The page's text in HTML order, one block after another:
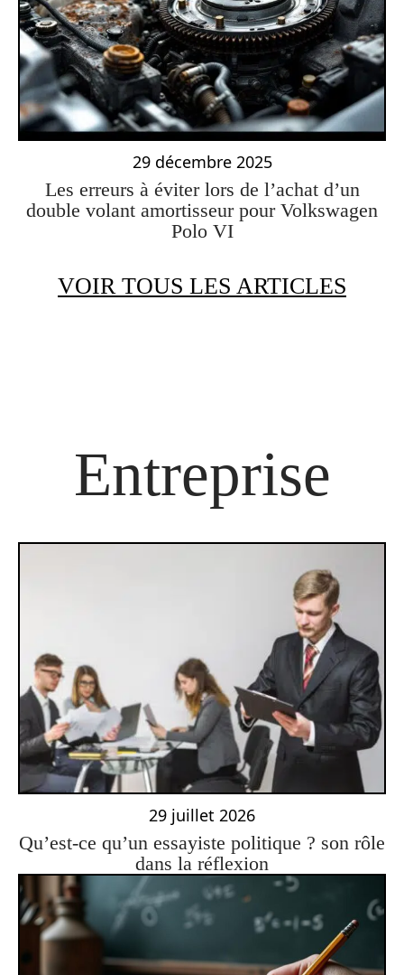
29 décembre 2025
Les erreurs à éviter lors de l’achat d’un
double volant amortisseur pour Volkswagen
Polo VI
VOIR TOUS LES ARTICLES
Entreprise
29 juillet 2026
Qu’est-ce qu’un essayiste politique ? son rôle
dans la réflexion